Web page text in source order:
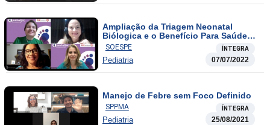
Ampliação da Triagem Neonatal
Biólogica e o Benefício Para Saúde
dos Recém Nascidos.
SOESPE ÍNTEGRA
Pediatria 07/07/2022
Manejo de Febre sem Foco Definido
SPPMA ÍNTEGRA
Pediatria 25/08/2021